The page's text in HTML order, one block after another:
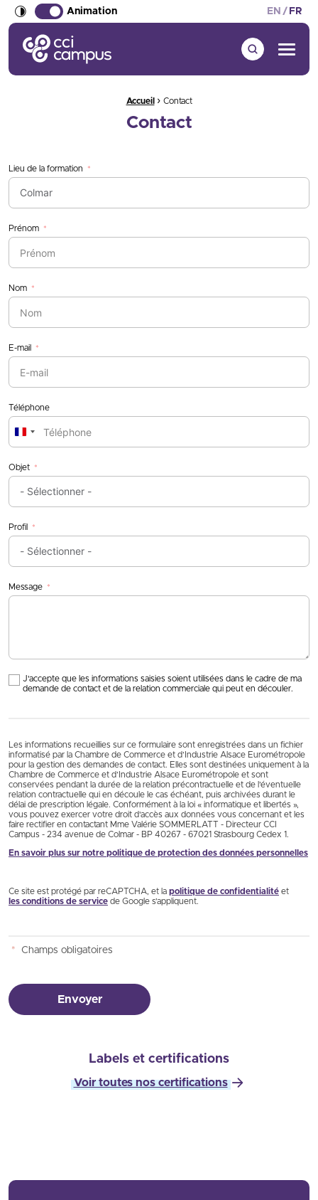
Animation EN FR
CCI Campus La formation qui vous ressemble
Menu
Accueil › Contact
Contact
Lieu de la formation
Prénom
Nom
E-mail
Téléphone
France
Objet
Profil
Message
J'accepte que les informations saisies soient utilisées dans le cadre de ma
demande de contact et de la relation commerciale qui peut en découler.
Les informations recueillies sur ce formulaire sont enregistrées dans un fichier
informatisé par la Chambre de Commerce et d’Industrie Alsace Eurométropole
pour la gestion des demandes de contact. Elles sont destinées uniquement à la
Chambre de Commerce et d’Industrie Alsace Eurométropole et sont
conservées pendant la durée de la relation précontractuelle et de l’éventuelle
relation contractuelle qui en découle le cas échéant, puis archivées durant le
délai de prescription légale. Conformément à la loi « informatique et libertés »,
vous pouvez exercer votre droit d'accès aux données vous concernant et les
faire rectifier en contactant Mme Valérie SOMMERLATT - Directeur CCI
Campus - 234 avenue de Colmar - BP 40267 - 67021 Strasbourg Cedex 1.
En savoir plus sur notre politique de protection des données personnelles
Ce site est protégé par reCAPTCHA, et la politique de confidentialité et
les conditions de service de Google s’appliquent.
* Champs obligatoires
Envoyer
Labels et certifications
Voir toutes nos certifications